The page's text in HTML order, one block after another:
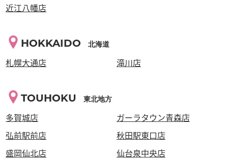
近江八幡店
HOKKAIDO 北海道
札幌大通店 滝川店
TOUHOKU 東北地方
多賀城店
ガーラタウン青森店
弘前駅前店
秋田駅東口店
盛岡仙北店
仙台泉中央店